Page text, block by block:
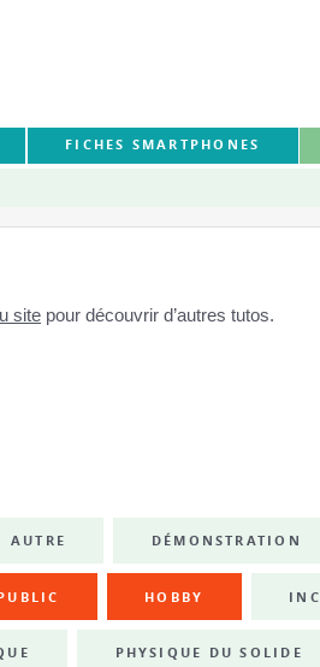
FICHES SMARTPHONES
site pour découvrir d’autres tutos.
AUTRE DÉMONSTRATION
HOBBY
PHYSIQUE DU SOLIDE